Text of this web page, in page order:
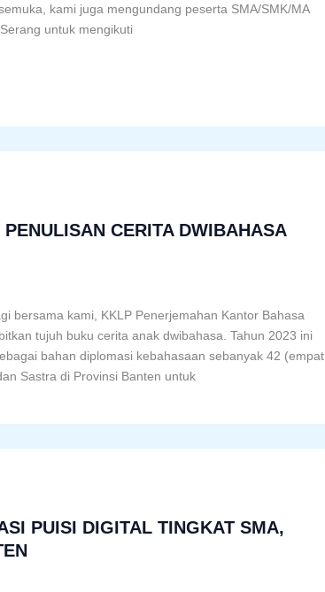
kami juga mengundang peserta SMA/SMK/MA
untuk mengikuti
CERITA DWIBAHASA
bersama kami, KKLP Penerjemahan Kantor Bahasa
tujuh buku cerita anak dwibahasa. Tahun 2023 ini
bahan diplomasi kebahasaan sebanyak 42 (empat
Sastra di Provinsi Banten untuk
PUISI DIGITAL TINGKAT SMA,